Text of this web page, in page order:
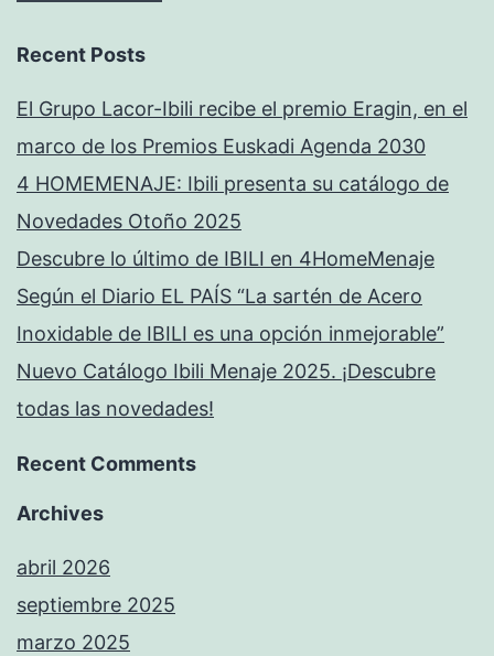
Recent Posts
El Grupo Lacor-Ibili recibe el premio Eragin, en el
marco de los Premios Euskadi Agenda 2030
4 HOMEMENAJE: Ibili presenta su catálogo de
Novedades Otoño 2025
Descubre lo último de IBILI en 4HomeMenaje
Según el Diario EL PAÍS “La sartén de Acero
Inoxidable de IBILI es una opción inmejorable”
Nuevo Catálogo Ibili Menaje 2025. ¡Descubre
todas las novedades!
Recent Comments
Archives
abril 2026
septiembre 2025
marzo 2025